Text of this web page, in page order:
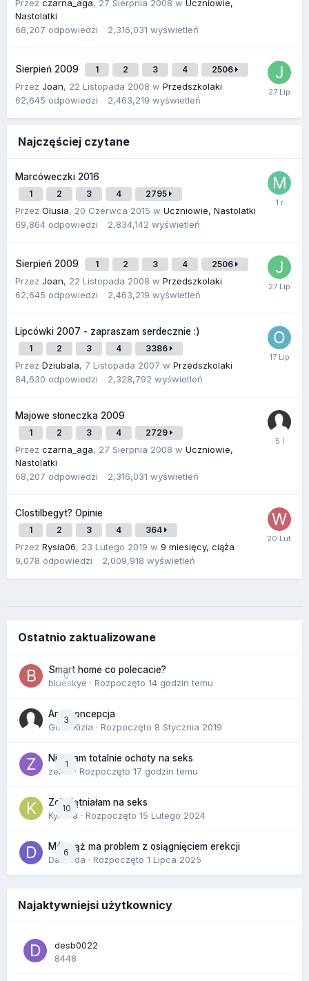
Przez czarna_aga, 27 Sierpnia 2008 w Uczniowie,
Nastolatki
68,207 odpowiedzi 2,316,031 wyświetleń
Sierpień 2009 1 2 3 4 2506
Przez Joan, 22 Listopada 2008 w Przedszkolaki
62,645 odpowiedzi 2,463,219 wyświetleń
Najczęściej czytane
Marcóweczki 2016
1 2 3 4 2795
Przez Olusia, 20 Czerwca 2015 w Uczniowie, Nastolatki
69,864 odpowiedzi 2,834,142 wyświetleń
Sierpień 2009 1 2 3 4 2506
Przez Joan, 22 Listopada 2008 w Przedszkolaki
62,645 odpowiedzi 2,463,219 wyświetleń
Lipcówki 2007 - zapraszam serdecznie :)
1 2 3 4 3386
Przez Dziubala, 7 Listopada 2007 w Przedszkolaki
84,630 odpowiedzi 2,328,792 wyświetleń
Majowe słoneczka 2009
1 2 3 4 2729
Przez czarna_aga, 27 Sierpnia 2008 w Uczniowie,
Nastolatki
68,207 odpowiedzi 2,316,031 wyświetleń
Clostilbegyt? Opinie
1 2 3 4 364
Przez Rysia06, 23 Lutego 2019 w 9 miesięcy, ciąża
9,078 odpowiedzi 2,009,918 wyświetleń
Ostatnio zaktualizowane
0
Smart home co polecacie?
blueskye · Rozpoczęto 14 godzin temu
3
Antykoncepcja
Gość Kizia · Rozpoczęto 8 Stycznia 2019
1
Nie mam totalnie ochoty na seks
zenla
· Rozpoczęto 17 godzin temu
10
Zobojętniałam na seks
Kynara · Rozpoczęto 15 Lutego 2024
6
Mój mąż ma problem z osiągnięciem erekcji
Dafiorda · Rozpoczęto 1 Lipca 2025
Najaktywniejsi użytkownicy
desb0022
8448